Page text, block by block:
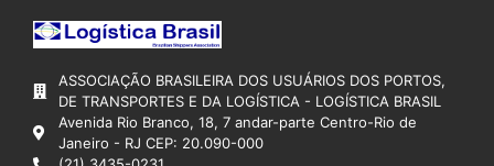
ASSOCIAÇÃO BRASILEIRA DOS USUÁRIOS DOS PORTOS,
DE TRANSPORTES E DA LOGÍSTICA - LOGÍSTICA BRASIL
Avenida Rio Branco, 18, 7 andar-parte Centro-Rio de
Janeiro - RJ CEP: 20.090-000